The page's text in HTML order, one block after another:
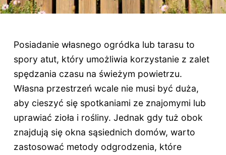
Posiadanie własnego ogródka lub tarasu to
spory atut, który umożliwia korzystanie z zalet
spędzania czasu na świeżym powietrzu.
Własna przestrzeń wcale nie musi być duża,
aby cieszyć się spotkaniami ze znajomymi lub
uprawiać zioła i rośliny. Jednak gdy tuż obok
znajdują się okna sąsiednich domów, warto
zastosować metody odgrodzenia, które